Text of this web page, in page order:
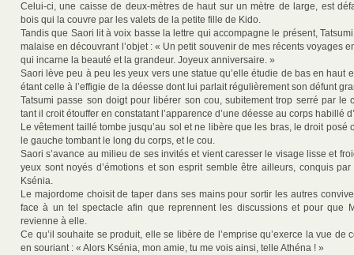
Celui-ci, une caisse de deux-mètres de haut sur un mètre de large, est
bois qui la couvre par les valets de la petite fille de Kido.
Tandis que Saori lit à voix basse la lettre qui accompagne le présent,
malaise en découvrant l’objet : « Un petit souvenir de mes récents voyages
qui incarne la beauté et la grandeur. Joyeux anniversaire. »
Saori lève peu à peu les yeux vers une statue qu’elle étudie de bas en haut
étant celle à l’effigie de la déesse dont lui parlait régulièrement son défunt
Tatsumi passe son doigt pour libérer son cou, subitement trop serré par le
tant il croit étouffer en constatant l’apparence d’une déesse au corps habillé
Le vêtement taillé tombe jusqu’au sol et ne libère que les bras, le droit posé
le gauche tombant le long du corps, et le cou.
Saori s’avance au milieu de ses invités et vient caresser le visage lisse et
yeux sont noyés d’émotions et son esprit semble être ailleurs, conquis
Ksénia.
Le majordome choisit de taper dans ses mains pour sortir les autres
face à un tel spectacle afin que reprennent les discussions et pour que
revienne à elle.
Ce qu’il souhaite se produit, elle se libère de l’emprise qu’exerce la vue de
en souriant : « Alors Ksénia, mon amie, tu me vois ainsi, telle Athéna ! »